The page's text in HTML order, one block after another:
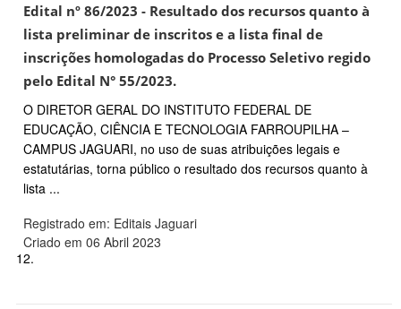
Edital nº 86/2023 - Resultado dos recursos quanto à
lista preliminar de inscritos e a lista final de
inscrições homologadas do Processo Seletivo regido
pelo Edital N° 55/2023.
O DIRETOR GERAL DO INSTITUTO FEDERAL DE
EDUCAÇÃO, CIÊNCIA E TECNOLOGIA FARROUPILHA –
CAMPUS JAGUARI, no uso de suas atribuições legais e
estatutárias, torna público o resultado dos recursos quanto à
lista ...
Registrado em: Editais Jaguari
Criado em 06 Abril 2023
12.